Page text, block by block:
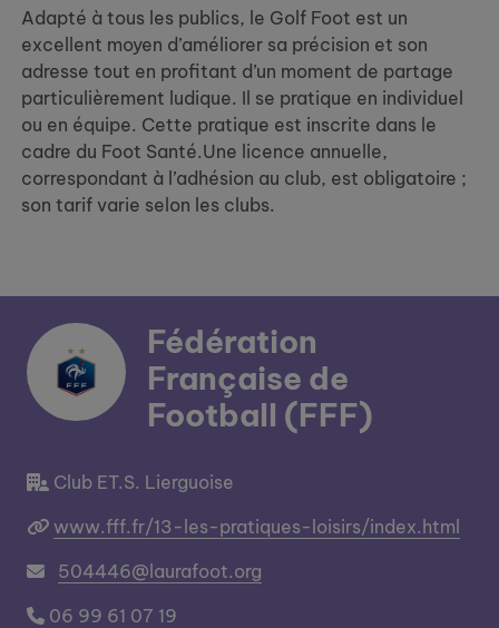
Adapté à tous les publics, le Golf Foot est un
excellent moyen d’améliorer sa précision et son
adresse tout en profitant d’un moment de partage
particulièrement ludique. Il se pratique en individuel
ou en équipe. Cette pratique est inscrite dans le
cadre du Foot Santé.Une licence annuelle,
correspondant à l’adhésion au club, est obligatoire ;
son tarif varie selon les clubs.
Fédération
Française de
Football (FFF)
Club ET.S. Lierguoise
www.fff.fr/13-les-pratiques-loisirs/index.html
504446@laurafoot.org
06 99 61 07 19